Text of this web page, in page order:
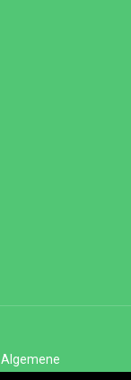
Algemene